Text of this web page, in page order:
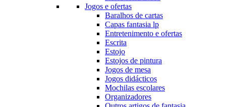
Jogos e ofertas
Baralhos de cartas
Capas fantasia lp
Entretenimento e ofertas
Escrita
Estojo
Estojos de pintura
Jogos de mesa
Jogos didácticos
Mochilas escolares
Organizadores